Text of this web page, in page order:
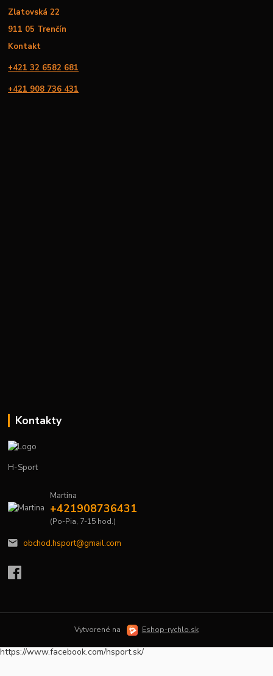
Zlatovská 22
911 05 Trenčín
Kontakt
+421 32 6582 681
+421 908 736 431
Kontakty
H-Sport
Martina
+421908736431
(Po-Pia, 7-15 hod.)
obchod.hsport@gmail.com
Vytvorené na Eshop-rychlo.sk
https://www.facebook.com/hsport.sk/